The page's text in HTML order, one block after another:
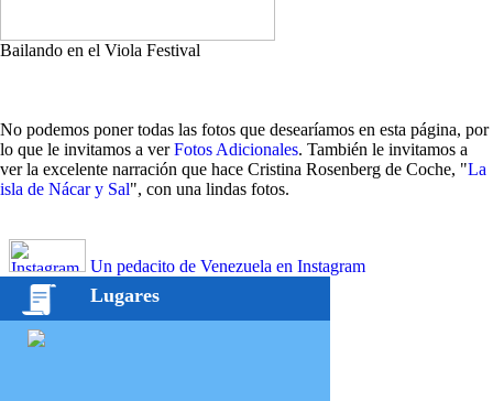
Bailando en el Viola Festival
No podemos poner todas las fotos que desearíamos en esta página, por
lo que le invitamos a verFotos Adicionales. También le invitamos a
ver la excelente narración que hace Cristina Rosenberg de Coche, "La
isla de Nácar y Sal", con una lindas fotos.
Un pedacito de Venezuela en Instagram
Lugares